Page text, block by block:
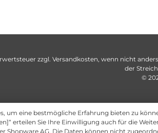
zzgl. Versandkosten, wenn nicht
der
©
um eine bestmögliche Erfahrung bieten zu
erteilen Sie Ihre Einwilligung auch für die
Shopware AG. Die Daten können nicht